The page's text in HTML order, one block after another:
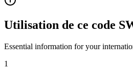
Utilisation de ce code
Essential information for your
1